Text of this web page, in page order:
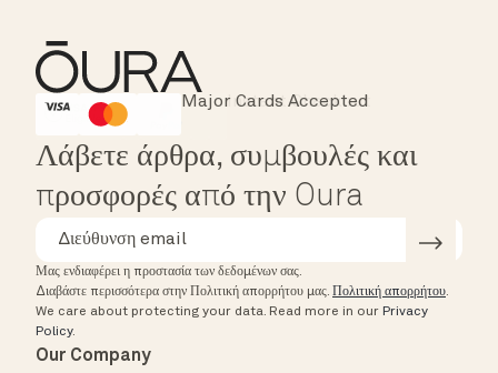
HSA/FSA Eligible
Instant Checkout
Major Cards Accepted
Λάβετε άρθρα, συμβουλές και
προσφορές από την Oura
Μας ενδιαφέρει η προστασία των δεδομένων σας.
Διαβάστε περισσότερα στην Πολιτική απορρήτου μας. Πολιτική απορρήτου.
We care about protecting your data. Read more in our Privacy
Policy.
Our Company